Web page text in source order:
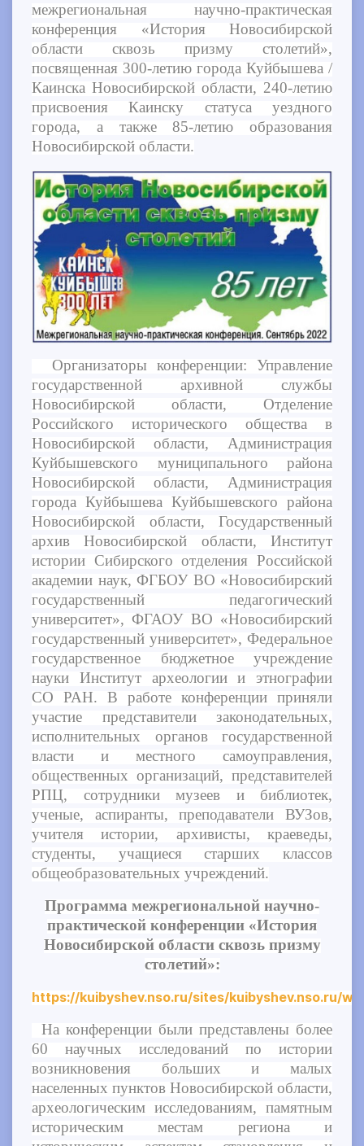
межрегиональная научно-практическая
конференция «История Новосибирской
области сквозь призму столетий»,
посвященная 300-летию города Куйбышева /
Каинска Новосибирской области, 240-летию
присвоения Каинску статуса уездного
города, а также 85-летию образования
Новосибирской области.
Организаторы конференции: Управление
государственной архивной службы
Новосибирской области, Отделение
Российского исторического общества в
Новосибирской области, Администрация
Куйбышевского муниципального района
Новосибирской области, Администрация
города Куйбышева Куйбышевского района
Новосибирской области, Государственный
архив Новосибирской области, Институт
истории Сибирского отделения Российской
академии наук, ФГБОУ ВО «Новосибирский
государственный педагогический
университет», ФГАОУ ВО «Новосибирский
государственный университет», Федеральное
государственное бюджетное учреждение
науки Институт археологии и этнографии
СО РАН. В работе конференции приняли
участие представители законодательных,
исполнительных органов государственной
власти и местного самоуправления,
общественных организаций, представителей
РПЦ, сотрудники музеев и библиотек,
ученые, аспиранты, преподаватели ВУЗов,
учителя истории, архивисты, краеведы,
студенты, учащиеся старших классов
общеобразовательных учреждений.
Программа межрегиональной научно-
практической конференции «История
Новосибирской области сквозь призму
столетий»:
https://kuibyshev.nso.ru/sites/kuibyshev.nso.ru/
На конференции были представлены более
60 научных исследований по истории
возникновения больших и малых
населенных пунктов Новосибирской области,
археологическим исследованиям, памятным
историческим местам региона и